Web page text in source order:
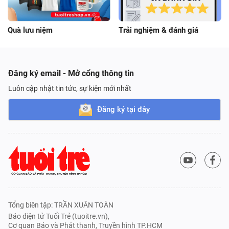
Quà lưu niệm Trải nghiệm & đánh giá
Đăng ký email - Mở cổng thông tin
Luôn cập nhật tin tức, sự kiện mới nhất
Đăng ký tại đây
Tổng biên tập: TRẦN XUÂN TOÀN
Báo điện tử Tuổi Trẻ (tuoitre.vn),
Cơ quan Báo và Phát thanh, Truyền hình TP.HCM